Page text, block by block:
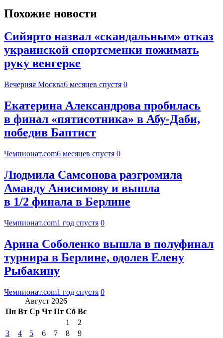
Похожие новости
Сийярто назвал «скандальным» отказ
украинской спортсменки пожимать
руку венгерке
Вечерняя Москва6 месяцев спустя 0
Екатерина Александрова пробилась
в финал «пятисотника» в Абу-Даби,
победив Баптист
Чемпионат.com6 месяцев спустя 0
Людмила Самсонова разгромила
Аманду Анисимову и вышла
в 1/2 финала в Берлине
Чемпионат.com1 год спустя 0
Арина Соболенко вышла в полуфинал
турнира в Берлине, одолев Елену
Рыбакину
Чемпионат.com1 год спустя 0
Август 2026
Пн Вт Ср Чт Пт Сб Вс
1
2
3
4 5 6 7 8
9